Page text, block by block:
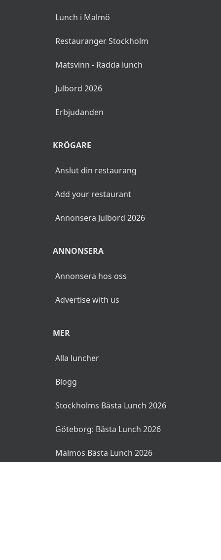
Lunch i Malmö
Restauranger Stockholm
Matsvinn - Rädda lunch
Julbord 2026
Erbjudanden
KRÖGARE
Anslut din restaurang
Add your restaurant
Annonsera Julbord 2026
ANNONSERA
Annonsera hos oss
Advertise with us
MER
Alla luncher
Blogg
Stockholms Bästa Lunch 2026
Göteborg: Bästa Lunch 2026
Malmös Bästa Lunch 2026